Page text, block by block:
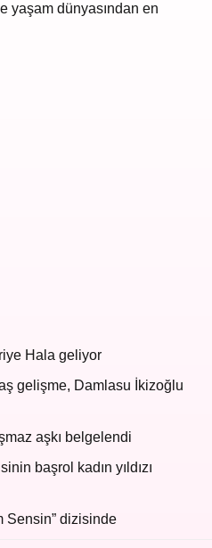
yaşam dünyasından en
Hala geliyor
gelişme, Damlasu İkizoğlu
aşkı belgelendi
başrol kadın yıldızı
Sensin” dizisinde